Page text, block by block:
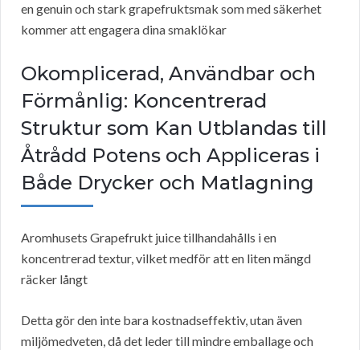
en genuin och stark grapefruktsmak som med säkerhet
kommer att engagera dina smaklökar
Okomplicerad, Användbar och
Förmånlig: Koncentrerad
Struktur som Kan Utblandas till
Åtrådd Potens och Appliceras i
Både Drycker och Matlagning
Aromhusets Grapefrukt juice tillhandahålls i en
koncentrerad textur, vilket medför att en liten mängd
räcker långt
Detta gör den inte bara kostnadseffektiv, utan även
miljömedveten, då det leder till mindre emballage och